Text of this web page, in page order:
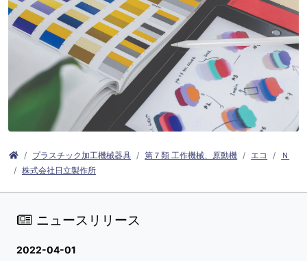
プラスチック加工機械器具 第７類 工作機械、原動機 エコ
Ｎ
株式会社日立製作所
ニュースリリース
2022-04-01